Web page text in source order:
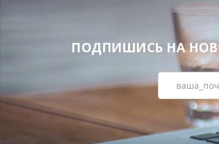
ПОДПИШИСЬ НА